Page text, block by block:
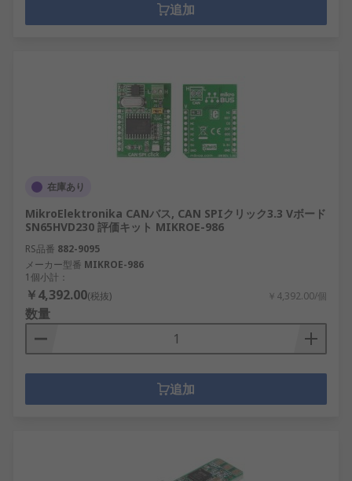
追加
在庫あり
MikroElektronika CANバス, CAN SPIクリック3.3 Vボード
SN65HVD230 評価キット MIKROE-986
RS品番 882-9095
メーカー型番 MIKROE-986
1個小計：
￥4,392.00(税抜) ￥4,392.00/個
数量
追加